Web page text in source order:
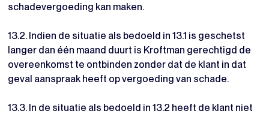
schadevergoeding kan maken.
13.2. Indien de situatie als bedoeld in 13.1 is geschetst
langer dan één maand duurt is Kroftman gerechtigd de
overeenkomst te ontbinden zonder dat de klant in dat
geval aanspraak heeft op vergoeding van schade.
13.3. In de situatie als bedoeld in 13.2 heeft de klant niet